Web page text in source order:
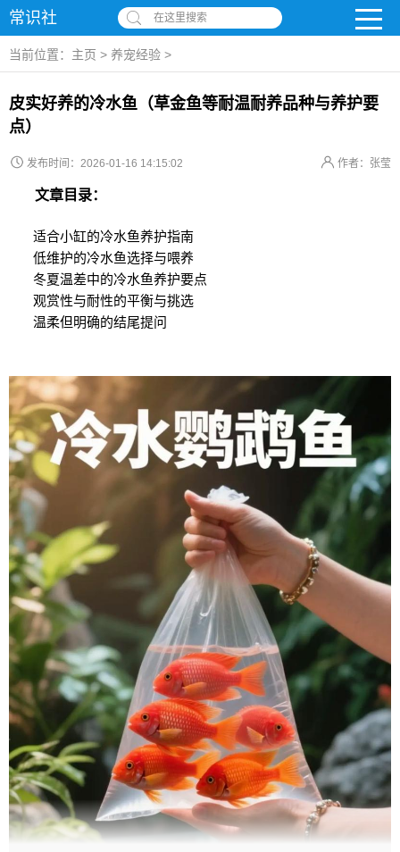
常识社 在这里搜索
当前位置： 主页 > 养宠经验 >
皮实好养的冷水鱼（草金鱼等耐温耐养品种与养护要
点）
发布时间：2026-01-16 14:15:02 作者：张莹
文章目录：
适合小缸的冷水鱼养护指南
低维护的冷水鱼选择与喂养
冬夏温差中的冷水鱼养护要点
观赏性与耐性的平衡与挑选
温柔但明确的结尾提问